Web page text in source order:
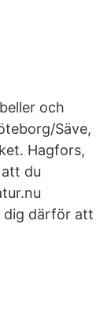
och
Säve,
Hagfors,
du
dig därför att